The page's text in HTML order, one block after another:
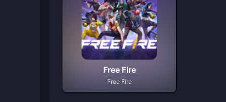
Free Fire
Free Fire